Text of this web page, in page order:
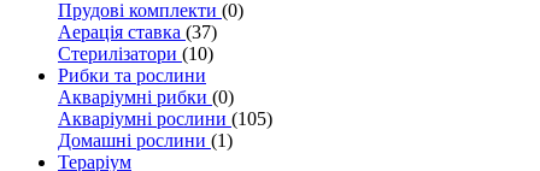
Прудові комплекти (0)
Аерація ставка (37)
Стерилізатори (10)
Рибки та рослини
Акваріумні рибки (0)
Акваріумні рослини (105)
Домашні рослини (1)
Тераріум